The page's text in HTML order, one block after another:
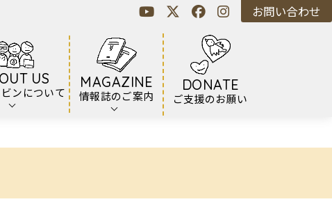
US
ンについて
MAGAZINE
情報誌のご案内
DONATE
ご支援のお願い
お問い合わせ